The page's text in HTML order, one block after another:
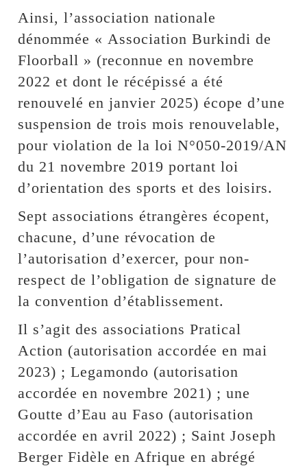
Ainsi, l’association nationale
dénommée « Association Burkindi de
Floorball » (reconnue en novembre
2022 et dont le récépissé a été
renouvelé en janvier 2025) écope d’une
suspension de trois mois renouvelable,
pour violation de la loi N°050-2019/AN
du 21 novembre 2019 portant loi
d’orientation des sports et des loisirs.
Sept associations étrangères écopent,
chacune, d’une révocation de
l’autorisation d’exercer, pour non-
respect de l’obligation de signature de
la convention d’établissement.
Il s’agit des associations Pratical
Action (autorisation accordée en mai
2023) ; Legamondo (autorisation
accordée en novembre 2021) ; une
Goutte d’Eau au Faso (autorisation
accordée en avril 2022) ; Saint Joseph
Berger Fidèle en Afrique en abrégé